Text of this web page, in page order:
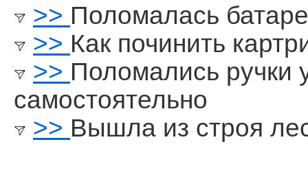
>> Поломалась
>> Как починить
>> Поломались ручки
самостоятельно
>> Вышла из строя